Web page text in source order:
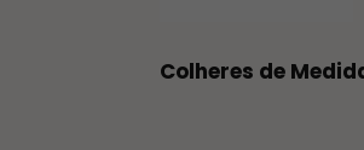
Colheres de